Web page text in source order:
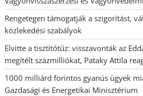
Rengetegen támogatják a szigorítást,
közlekedési szabályok
Elvitte a tisztítótűz: visszavonták az
megítélt százmilliókat, Pataky Attila
1000 milliárd forintos gyanús ügyek
Gazdasági és Energetikai Minisztérium